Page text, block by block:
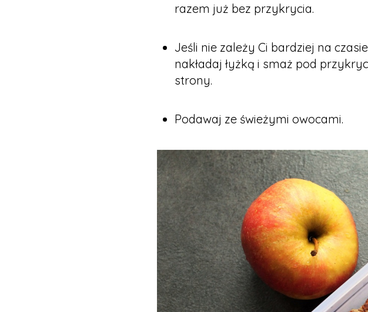
razem już bez przykrycia.
Jeśli nie zależy Ci bardziej na
nakładaj łyżką i smaż pod
strony.
Podawaj ze świeżymi owocami.